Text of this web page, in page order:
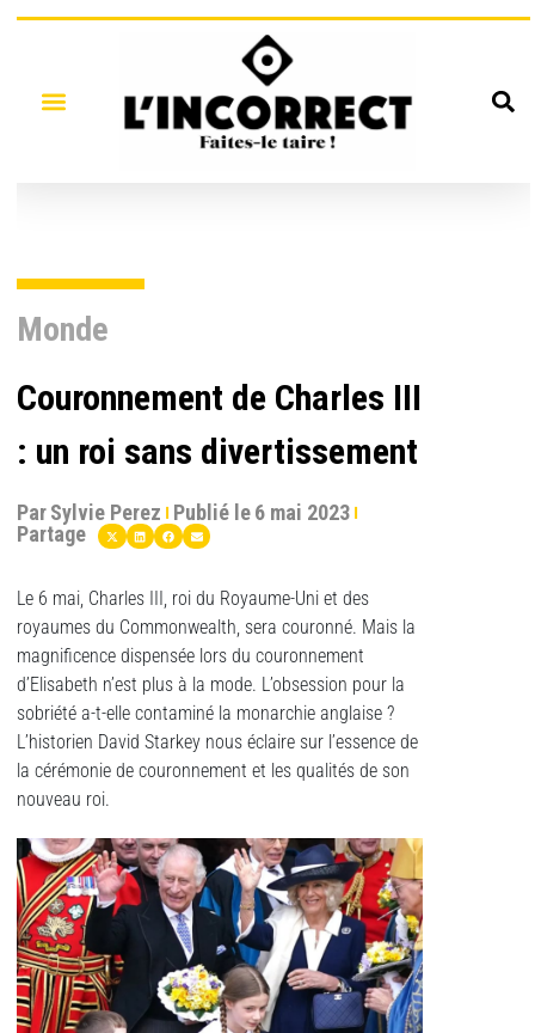
Monde
Couronnement de Charles III
: un roi sans divertissement
ParSylvie Perez Publié le6 mai 2023
Partage
Le 6 mai, Charles III, roi du Royaume-Uni et des
royaumes du Commonwealth, sera couronné. Mais la
magnificence dispensée lors du couronnement
d’Elisabeth n’est plus à la mode. L’obsession pour la
sobriété a-t-elle contaminé la monarchie anglaise ?
L’historien David Starkey nous éclaire sur l’essence de
la cérémonie de couronnement et les qualités de son
nouveau roi.